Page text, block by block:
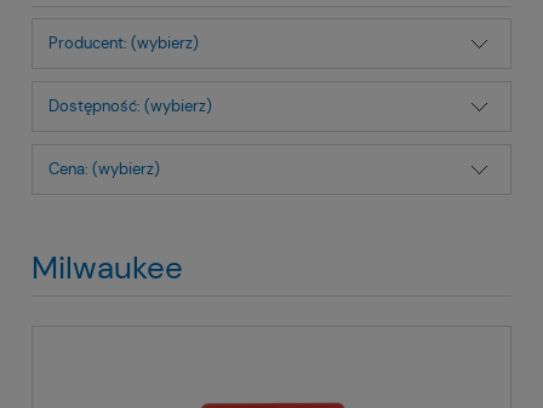
Producent: (wybierz)
Dostępność: (wybierz)
Cena: (wybierz)
Milwaukee